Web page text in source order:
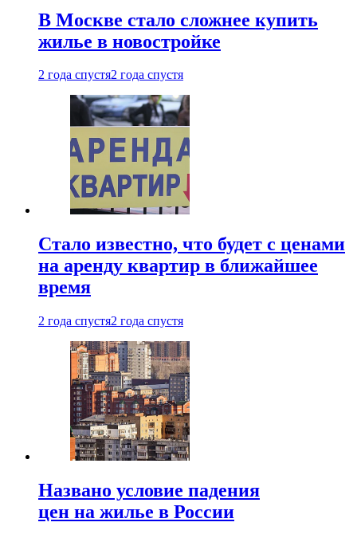
В Москве стало сложнее купить
жилье в новостройке
2 года спустя2 года спустя
Стало известно, что будет с ценами
на аренду квартир в ближайшее
время
2 года спустя2 года спустя
Названо условие падения
цен на жилье в России